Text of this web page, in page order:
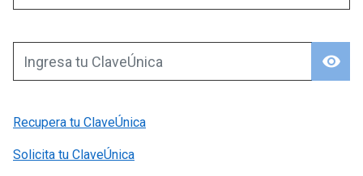
visibility
Ingresa tu ClaveÚnica
Recupera tu ClaveÚnica
Solicita tu ClaveÚnica